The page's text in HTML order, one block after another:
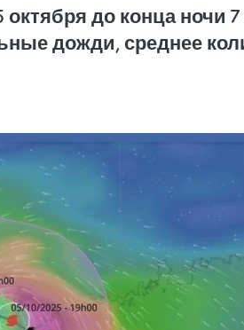
до конца ночи
дожди, среднее